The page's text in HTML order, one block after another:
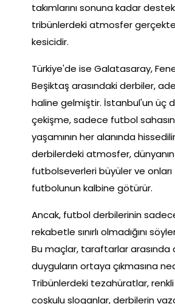
takımlarını sonuna kadar
tribünlerdeki atmosfer
kesicidir.
Türkiye'de ise Galatasaray,
Beşiktaş arasındaki derbiler,
haline gelmiştir. İstanbul'un üç
çekişme, sadece futbol
yaşamının her alanında
derbilerdeki atmosfer,
futbolseverleri büyüler ve onları
futbolunun kalbine götürür.
Ancak, futbol derbilerinin
rekabetle sınırlı olmadığını
Bu maçlar, taraftarlar arasında
duyguların ortaya çıkmasına
Tribünlerdeki tezahüratlar,
coşkulu sloganlar, derbilerin